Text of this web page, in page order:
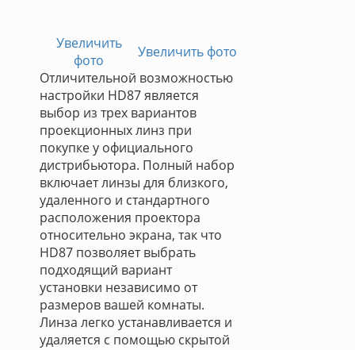
Увеличить
фото
Увеличить фото
Отличительной возможностью
настройки HD87 является
выбор из трех вариантов
проекционных линз при
покупке у официального
дистрибьютора. Полный набор
включает линзы для близкого,
удаленного и стандартного
расположения проектора
относительно экрана, так что
HD87 позволяет выбрать
подходящий вариант
установки независимо от
размеров вашей комнаты.
Линза легко устанавливается и
удаляется с помощью скрытой